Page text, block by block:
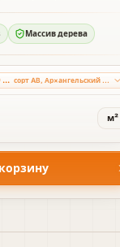
Массив дерева
ммсорт AB, Ар×ангельский лес
м²